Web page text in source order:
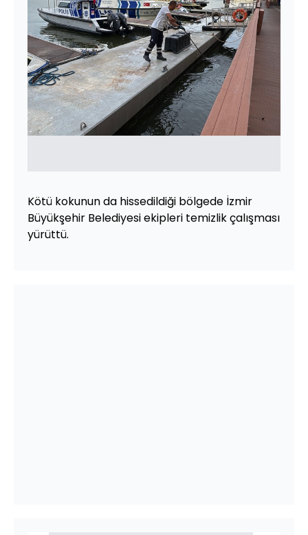
Kötü kokunun da hissedildiği bölgede İzmir
Büyükşehir Belediyesi ekipleri temizlik çalışması
yürüttü.